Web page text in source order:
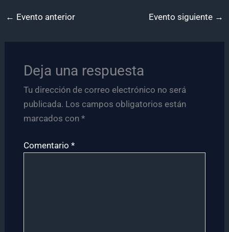
← Evento anterior Evento siguiente →
Deja una respuesta
Tu dirección de correo electrónico no será
publicada. Los campos obligatorios están
marcados con *
Comentario *